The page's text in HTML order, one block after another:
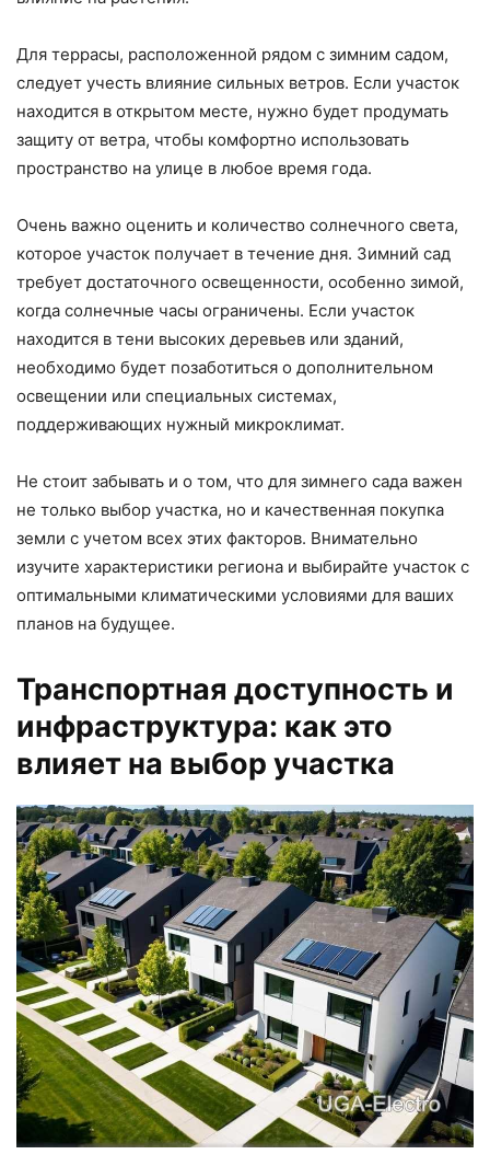
Для террасы, расположенной рядом с зимним садом,
следует учесть влияние сильных ветров. Если участок
находится в открытом месте, нужно будет продумать
защиту от ветра, чтобы комфортно использовать
пространство на улице в любое время года.
Очень важно оценить и количество солнечного света,
которое участок получает в течение дня. Зимний сад
требует достаточного освещенности, особенно зимой,
когда солнечные часы ограничены. Если участок
находится в тени высоких деревьев или зданий,
необходимо будет позаботиться о дополнительном
освещении или специальных системах,
поддерживающих нужный микроклимат.
Не стоит забывать и о том, что для зимнего сада важен
не только выбор участка, но и качественная покупка
земли с учетом всех этих факторов. Внимательно
изучите характеристики региона и выбирайте участок с
оптимальными климатическими условиями для ваших
планов на будущее.
Транспортная доступность и
инфраструктура: как это
влияет на выбор участка